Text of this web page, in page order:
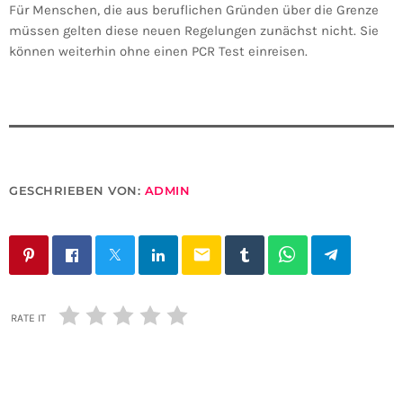
Für Menschen, die aus beruflichen Gründen über die Grenze
müssen gelten diese neuen Regelungen zunächst nicht. Sie
können weiterhin ohne einen PCR Test einreisen.
GESCHRIEBEN VON: ADMIN
email
RATE IT